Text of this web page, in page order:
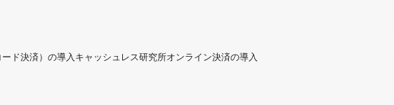
ド決済）の導入 キャッシュレス研究所オンライン決済の導入